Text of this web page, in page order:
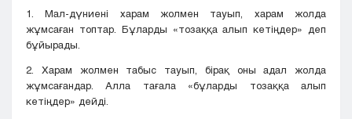
1. Мал-дүниені харам жолмен тауып, харам жолда
жұмсаған топтар. Бұларды «тозаққа алып кетіңдер» деп
бұйырады.
2. Харам жолмен табыс тауып, бірақ оны адал жолда
жұмсағандар. Алла тағала «бұларды тозаққа алып
кетіңдер» дейді.